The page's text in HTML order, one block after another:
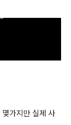
가지만 실제 사